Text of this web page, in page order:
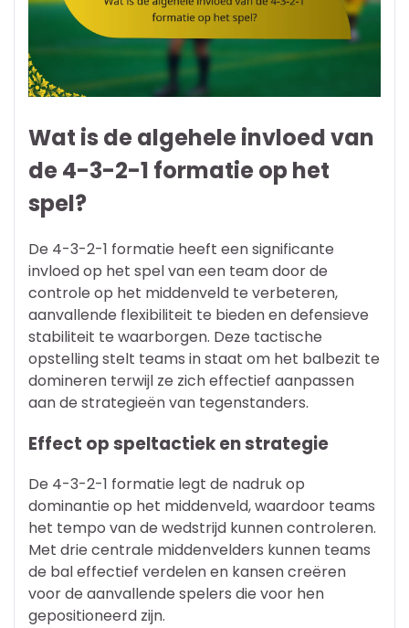
Wat is de algehele invloed van
de 4-3-2-1 formatie op het
spel?
De 4-3-2-1 formatie heeft een significante
invloed op het spel van een team door de
controle op het middenveld te verbeteren,
aanvallende flexibiliteit te bieden en defensieve
stabiliteit te waarborgen. Deze tactische
opstelling stelt teams in staat om het balbezit te
domineren terwijl ze zich effectief aanpassen
aan de strategieën van tegenstanders.
Effect op speltactiek en strategie
De 4-3-2-1 formatie legt de nadruk op
dominantie op het middenveld, waardoor teams
het tempo van de wedstrijd kunnen controleren.
Met drie centrale middenvelders kunnen teams
de bal effectief verdelen en kansen creëren
voor de aanvallende spelers die voor hen
gepositioneerd zijn.